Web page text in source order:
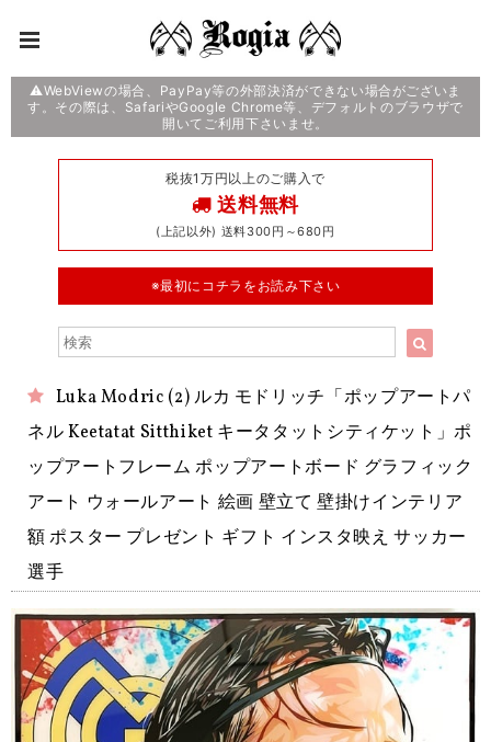
⚠️WebViewの場合、PayPay等の外部決済ができない場合がございま
す。その際は、SafariやGoogle Chrome等、デフォルトのブラウザで
開いてご利用下さいませ。
税抜1万円以上のご購入で
送料無料
(上記以外) 送料300円～680円
※最初にコチラをお読み下さい
Luka Modric (2) ルカ モドリッチ「ポップアートパ
ネル Keetatat Sitthiket キータタットシティケット」ポ
ップアートフレーム ポップアートボード グラフィック
アート ウォールアート 絵画 壁立て 壁掛けインテリア
額 ポスター プレゼント ギフト インスタ映え サッカー
選手